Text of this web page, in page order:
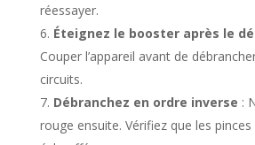
réessayer.
Éteignez le booster après le
Couper l’appareil avant de
circuits.
Débranchez en ordre inverse :
rouge ensuite. Vérifiez que les